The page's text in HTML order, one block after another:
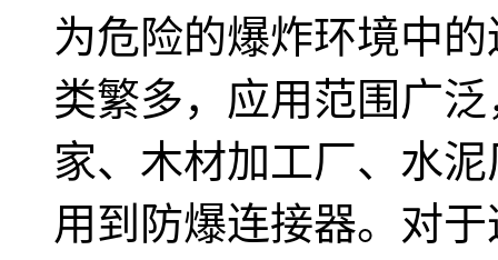
为危险的爆炸环境中
类繁多，应用范围广
家、木材加工厂、水
用到防爆连接器。对